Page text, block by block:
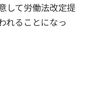
して労働法改定提
れることになっ